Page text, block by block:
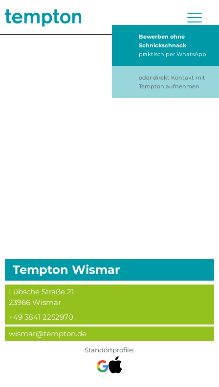
Bewerben ohne
Schnickschnack
praktisch per WhatsApp
oder direkt Kontakt mit
Tempton aufnehmen
Tempton Wismar
Lübsche Straße 21
23966 Wismar
+49 3841 2252970
wismar@tempton.de
Standortprofile: